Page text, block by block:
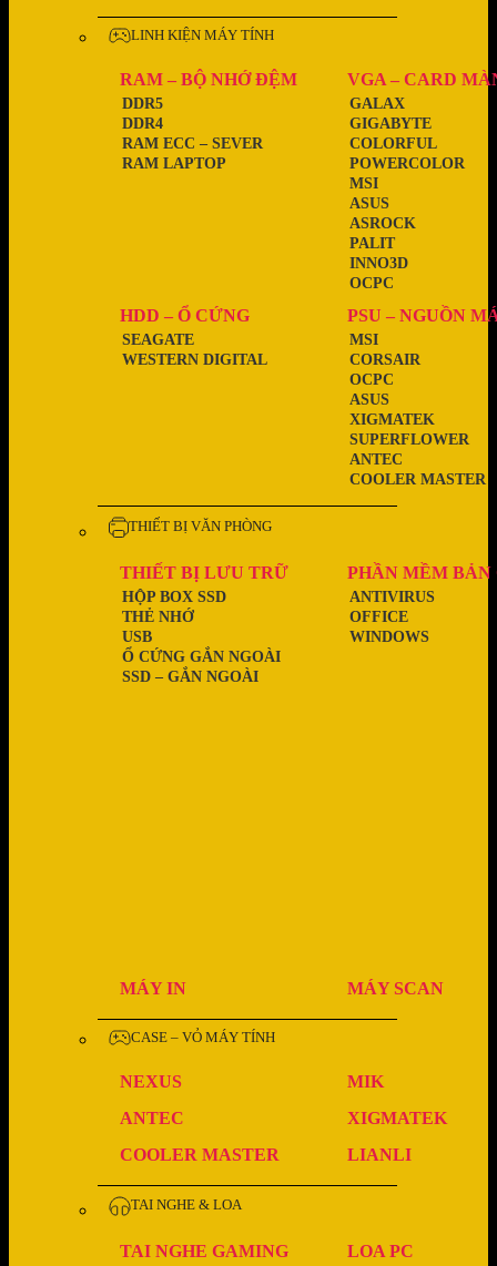
LINH KIỆN MÁY TÍNH
RAM – BỘ NHỚ ĐỆM
RAM LAPTOP
RAM ECC – SEVER
DDR4
DDR5
VGA – CARD
OCPC
INNO3D
PALIT
ASROCK
ASUS
MSI
POWERCOLOR
COLORFUL
GIGABYTE
GALAX
HDD – Ổ CỨNG
WESTERN DIGITAL
SEAGATE
PSU – NGUỒN
COOLER MASTER
ANTEC
SUPERFLOWER
XIGMATEK
ASUS
OCPC
CORSAIR
MSI
THIẾT BỊ VĂN PHÒNG
THIẾT BỊ LƯU TRỮ
SSD – GẮN NGOÀI
Ổ CỨNG GẮN NGOÀI
USB
THẺ NHỚ
HỘP BOX SSD
PHẦN MỀM BẢN
WINDOWS
OFFICE
ANTIVIRUS
MÁY IN MÁY SCAN
CASE – VỎ MÁY TÍNH
NEXUS
MIK
ANTEC
XIGMATEK
COOLER MASTER
LIANLI
TAI NGHE & LOA
TAI NGHE GAMING LOA PC